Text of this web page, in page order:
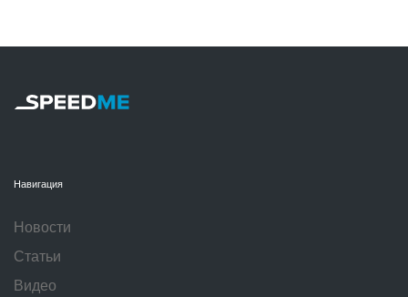
Навигация
Новости
Статьи
Видео